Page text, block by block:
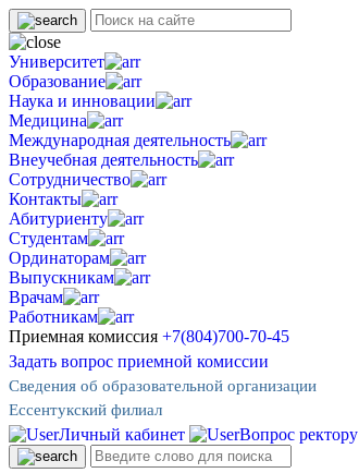
Университет
Образование
Наука и инновации
Медицина
Международная деятельность
Внеучебная деятельность
Сотрудничество
Контакты
Абитуриенту
Студентам
Ординаторам
Выпускникам
Врачам
Работникам
Приемная комиссия +7(804)700-70-45
Задать вопрос приемной комиссии
Сведения об образовательной организации
Ессентукский филиал
Личный кабинет Вопрос ректору